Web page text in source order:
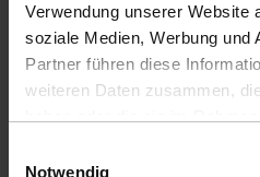
Verwendung unserer Website
soziale Medien, Werbung und
Partner führen diese
weiteren Daten zusammen,
Einstellungen zu den Cookies
Notwendig